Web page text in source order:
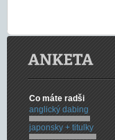
Co máte radši
anglický dabing
japonsky + titulky